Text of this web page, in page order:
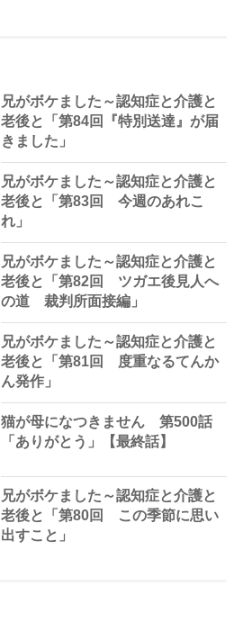
兄がボケました～認知症と介護と
老後と「第84回『特別送達』が届
きました」
兄がボケました～認知症と介護と
老後と「第83回 今週のあれこ
れ」
兄がボケました～認知症と介護と
老後と「第82回 ツガエ後見人へ
の道 裁判所面接編」
兄がボケました～認知症と介護と
老後と「第81回 度重なるてんか
ん発作」
猫が母になつきません 第500話
「ありがとう」【最終話】
兄がボケました～認知症と介護と
老後と「第80回 この季節に思い
出すこと」